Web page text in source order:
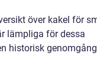
över kakel för
lämpliga för dessa
historisk